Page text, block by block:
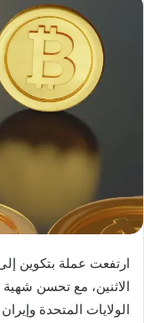
ارتفعت عملة بتكوين
الاثنين، مع تحسن
الولايات المتحدة